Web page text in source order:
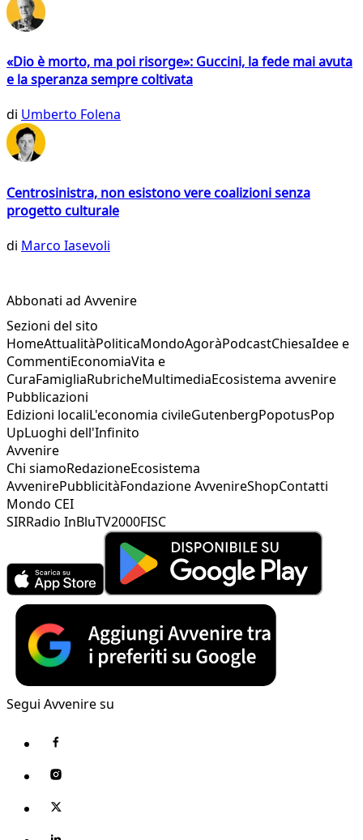
«Dio è morto, ma poi risorge»: Guccini, la fede mai avuta
e la speranza sempre coltivata
di Umberto Folena
Centrosinistra, non esistono vere coalizioni senza
progetto culturale
di Marco Iasevoli
Abbonati ad Avvenire
Sezioni del sito
HomeAttualitàPoliticaMondoAgoràPodcastChiesaIdee e
CommentiEconomiaVita e
CuraFamigliaRubricheMultimediaEcosistema avvenire
Pubblicazioni
Edizioni localiL'economia civileGutenbergPopotusPop
UpLuoghi dell'Infinito
Avvenire
Chi siamoRedazioneEcosistema
AvvenirePubblicitàFondazione AvvenireShopContatti
Mondo CEI
SIRRadio InBluTV2000FISC
Segui Avvenire su